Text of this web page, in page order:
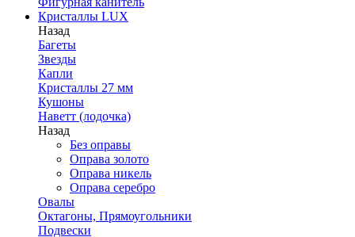
Кристаллы LUX
Назад
Багеты
Звезды
Капли
Кристаллы 27 мм
Кушоны
Наветт (лодочка)
Назад
Без оправы
Оправа золото
Оправа никель
Оправа серебро
Овалы
Октагоны, Прямоугольники
Подвески